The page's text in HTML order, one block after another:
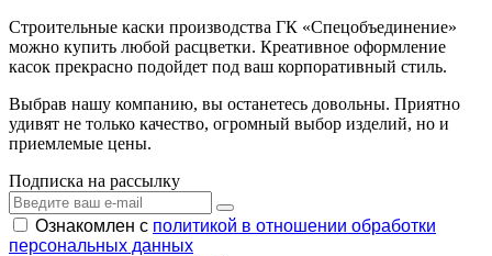
Строительные каски производства ГК «Спецобъединение»
можно купить любой расцветки. Креативное оформление
касок прекрасно подойдет под ваш корпоративный стиль.
Выбрав нашу компанию, вы останетесь довольны. Приятно
удивят не только качество, огромный выбор изделий, но и
приемлемые цены.
Подписка на рассылку
Ознакомлен с политикой в отношении обработки
персональных данных